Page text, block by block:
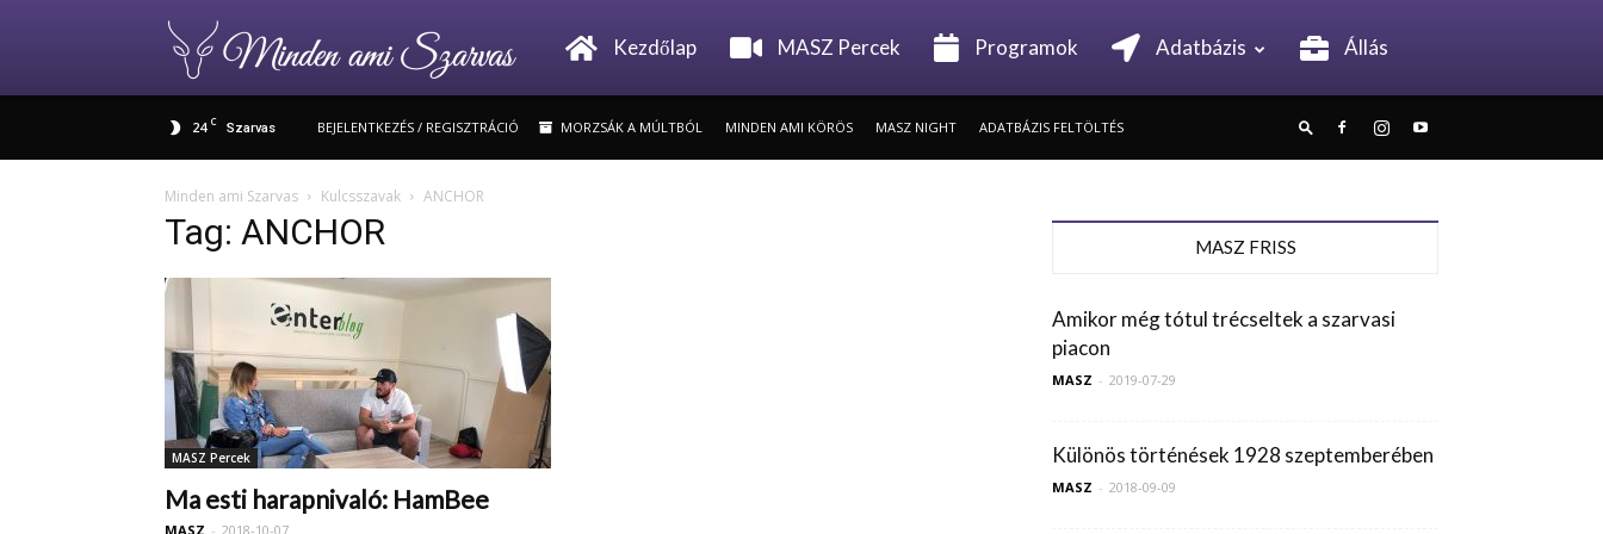
Minden
ami
Kezdőlap MASZ Percek Programok Adatbázis Állás
24 C Szarvas BEJELENTKEZÉS / REGISZTRÁCIÓ MORZSÁK A MÚLTBÓL MINDEN AMI KÖRÖS MASZ NIGHT ADATBÁZIS FELTÖLTÉS
Minden ami Szarvas Kulcsszavak ANCHOR
Tag: ANCHOR
MASZ Percek
Ma esti harapnivaló: HamBee
MASZ - 2018-10-07
MASZ FRISS
Amikor még tótul trécseltek a szarvasi
piacon
MASZ - 2019-07-29
Különös történések 1928 szeptemberében
MASZ - 2018-09-09